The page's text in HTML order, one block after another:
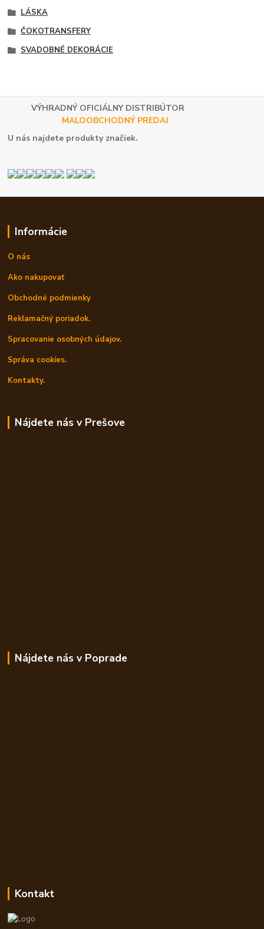
LÁSKA
ČOKOTRANSFERY
SVADOBNÉ DEKORÁCIE
VÝHRADNÝ OFICIÁLNY DISTRIBÚTOR
MALOOBCHODNÝ PREDAJ
U nás najdete produkty značiek.
Informácie
O nás
Ako nakupovať
Obchodné podmienky
Reklamačný poriadok.
Spracovanie osobných údajov.
Správa cookies.
Kontakty.
Nájdete nás v Prešove
Nájdete nás v Poprade
Kontakt